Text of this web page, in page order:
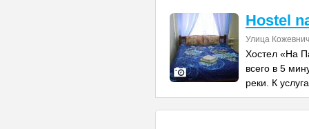
Hostel
Улица
Хостел «На
всего в 5
реки. К